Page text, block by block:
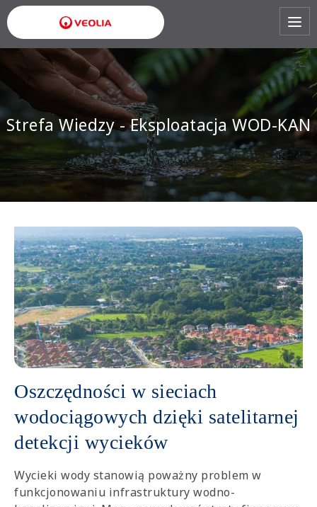
Przejdź
do
treści
Strefa Wiedzy - Eksploatacja WOD-KAN
Oszczędności w sieciach
wodociągowych dzięki satelitarnej
detekcji wycieków
Wycieki wody stanowią poważny problem w
funkcjonowaniu infrastruktury wodno-